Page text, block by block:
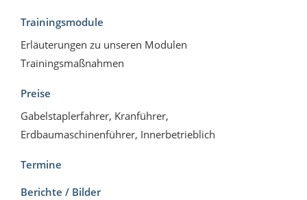
Trainingsmodule
Erläuterungen zu unseren Modulen
Trainingsmaßnahmen
Preise
Gabelstaplerfahrer, Kranführer,
Erdbaumaschinenführer, Innerbetrieblich
Termine
Berichte / Bilder